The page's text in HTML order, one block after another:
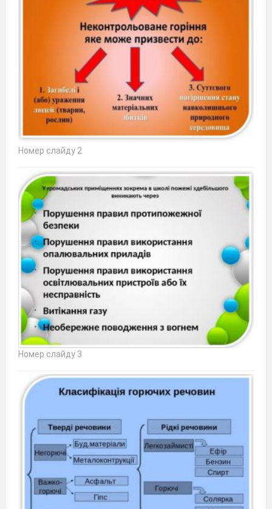
Номер слайду 2
Номер слайду 3